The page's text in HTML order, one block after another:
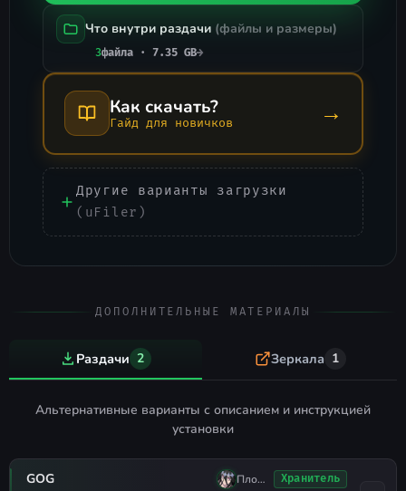
Что внутри раздачи (файлы и размеры)
3файла · 7.35 GB→
Как скачать?
Гайд для новичков →
Другие варианты загрузки
(uFiler)
ДОПОЛНИТЕЛЬНЫЕ МАТЕРИАЛЫ
Раздачи 2 Зеркала 1
Альтернативные варианты с описанием и инструкцией
установки
GOG Плохо СпалХранитель